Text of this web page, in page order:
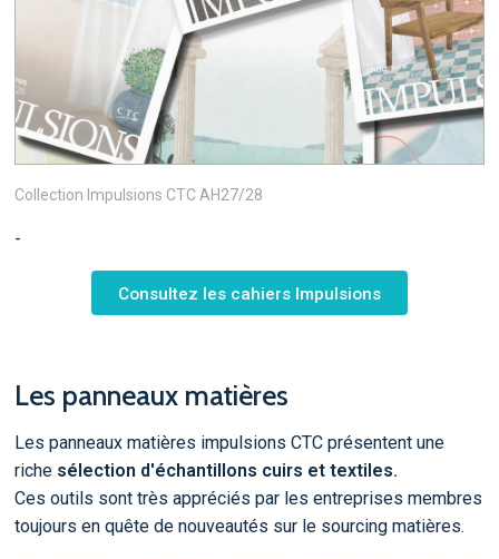
Collection Impulsions CTC AH27/28
-
Consultez les cahiers Impulsions
Les panneaux matières
Les panneaux matières impulsions CTC présentent une
riche sélection d'échantillons cuirs et textiles.
Ces outils sont très appréciés par les entreprises membres
toujours en quête de nouveautés sur le sourcing matières.